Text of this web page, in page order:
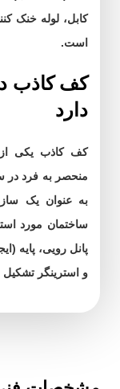
کابل، لوله خنک
است.
کف کاذب
دارد
کف کاذب یکی از
منحصر به فرد
به عنوان یک
ساختمان مورد
پانل رویی، پایه
و استرینگر